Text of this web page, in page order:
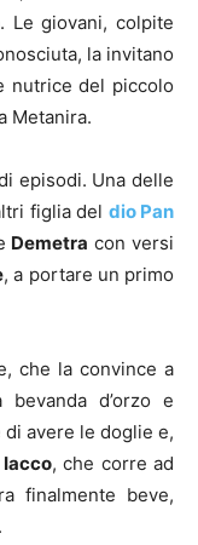
Le giovani, colpite
la invitano
nutrice del piccolo
Metanira.
episodi. Una delle
figlia del dio Pan
Demetra con versi
, a portare un primo
che la convince a
bevanda d’orzo e
di avere le doglie e,
Iacco, che corre ad
finalmente beve,